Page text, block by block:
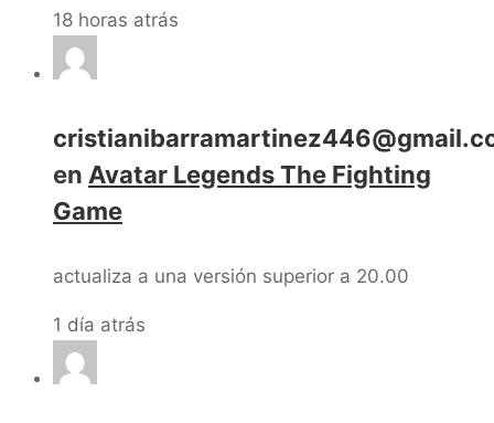
18 horas atrás
en Avatar Legends The Fighting
Game
actualiza a una versión superior a 20.00
1 día atrás